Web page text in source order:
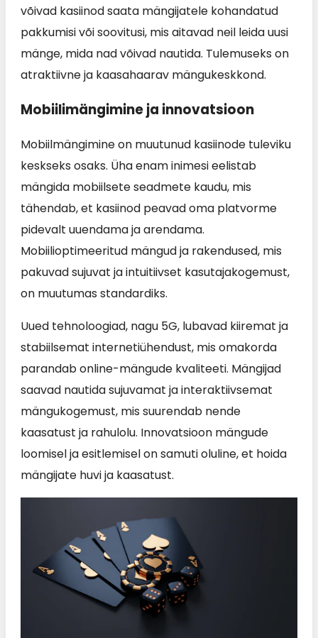
võivad kasiinod saata mängijatele kohandatud
pakkumisi või soovitusi, mis aitavad neil leida uusi
mänge, mida nad võivad nautida. Tulemuseks on
atraktiivne ja kaasahaarav mängukeskkond.
Mobiilimängimine ja innovatsioon
Mobiilmängimine on muutunud kasiinode tuleviku
keskseks osaks. Üha enam inimesi eelistab
mängida mobiilsete seadmete kaudu, mis
tähendab, et kasiinod peavad oma platvorme
pidevalt uuendama ja arendama.
Mobiilioptimeeritud mängud ja rakendused, mis
pakuvad sujuvat ja intuitiivset kasutajakogemust,
on muutumas standardiks.
Uued tehnoloogiad, nagu 5G, lubavad kiiremat ja
stabiilsemat internetiühendust, mis omakorda
parandab online-mängude kvaliteeti. Mängijad
saavad nautida sujuvamat ja interaktiivsemat
mängukogemust, mis suurendab nende
kaasatust ja rahulolu. Innovatsioon mängude
loomisel ja esitlemisel on samuti oluline, et hoida
mängijate huvi ja kaasatust.